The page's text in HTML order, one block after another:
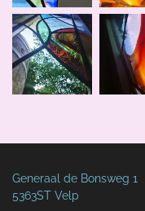
Generaal de Bonsweg 1
5363ST Velp